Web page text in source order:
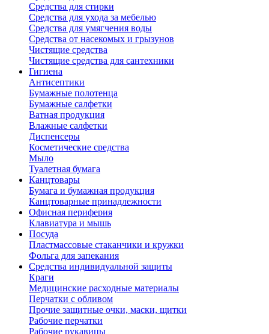
Средства для стирки
Средства для ухода за мебелью
Средства для умягчения воды
Средства от насекомых и грызунов
Чистящие средства
Чистящие средства для сантехники
Гигиена
Антисептики
Бумажные полотенца
Бумажные салфетки
Ватная продукция
Влажные салфетки
Диспенсеры
Косметические средства
Мыло
Туалетная бумага
Канцтовары
Бумага и бумажная продукция
Канцтоварные принадлежности
Офисная периферия
Клавиатура и мышь
Посуда
Пластмассовые стаканчики и кружки
Фольга для запекания
Средства индивидуальной защиты
Краги
Медицинские расходные материалы
Перчатки с обливом
Прочие защитные очки, маски, щитки
Рабочие перчатки
Рабочие рукавицы